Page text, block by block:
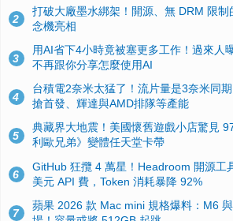
2
打破大廠墨水綁架！開源、無 DRM 限
念機亮相
3
用AI省下4小時竟被塞更多工作！過來人
不再跟你分享怎麼使用AI
4
台積電2奈米太猛了！流片量是3奈米同
搶首發、輝達與AMD排隊等產能
5
典藏界大地震！美國懷舊遊戲小店驚見
利歐兄弟》變體任天堂卡帶
6
GitHub 狂攬 4 萬星！Headroom 開源工
美元 API 費，Token 消耗暴降 92%
7
蘋果 2026 款 Mac mini 規格爆料：M6